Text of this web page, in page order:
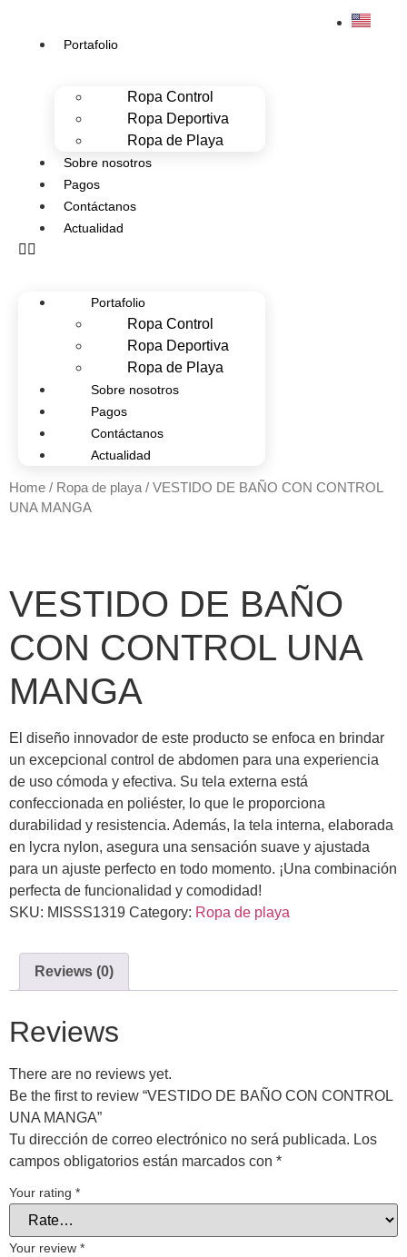
Portafolio
Ropa Control
Ropa Deportiva
Ropa de Playa
Sobre nosotros
Pagos
Contáctanos
Actualidad
Portafolio
Ropa Control
Ropa Deportiva
Ropa de Playa
Sobre nosotros
Pagos
Contáctanos
Actualidad
Home / Ropa de playa / VESTIDO DE BAÑO CON CONTROL
UNA MANGA
VESTIDO DE BAÑO
CON CONTROL UNA
MANGA
El diseño innovador de este producto se enfoca en brindar
un excepcional control de abdomen para una experiencia
de uso cómoda y efectiva. Su tela externa está
confeccionada en poliéster, lo que le proporciona
durabilidad y resistencia. Además, la tela interna, elaborada
en lycra nylon, asegura una sensación suave y ajustada
para un ajuste perfecto en todo momento. ¡Una combinación
perfecta de funcionalidad y comodidad!
SKU: MISSS1319 Category: Ropa de playa
Reviews (0)
Reviews
There are no reviews yet.
Be the first to review “VESTIDO DE BAÑO CON CONTROL
UNA MANGA”
Tu dirección de correo electrónico no será publicada. Los
campos obligatorios están marcados con *
Your rating *
Your review *